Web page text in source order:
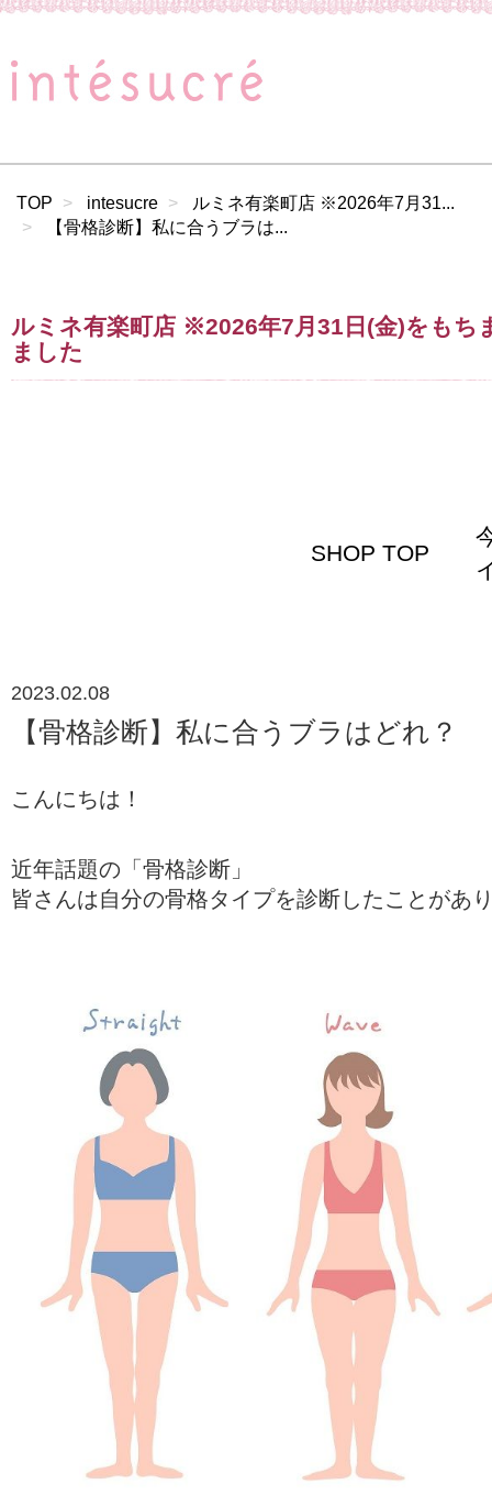
TOP intesucre
ルミネ有楽町店 ※2026年7月31...
【骨格診断】私に合うブラは...
ルミネ有楽町店 ※2026年7月31日(金)をもち
ました
SHOP TOP
2023.02.08
【骨格診断】私に合うブラはどれ？
こんにちは！
近年話題の「骨格診断」
皆さんは自分の骨格タイプを診断したことがあ